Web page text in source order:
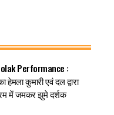
Performance :
हेमला कुमारी एवं दल द्वारा
में जमकर झुमे दर्शक